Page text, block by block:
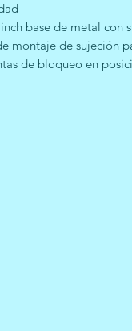
base de metal con
montaje de sujeción
de bloqueo en